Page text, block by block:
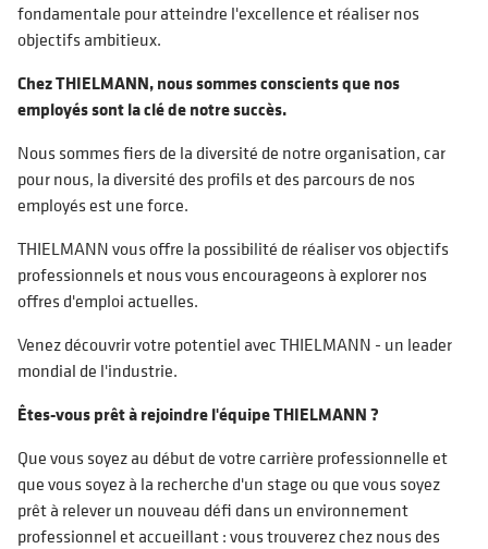
fondamentale pour atteindre l'excellence et réaliser nos
objectifs ambitieux.
Chez THIELMANN, nous sommes conscients que nos
employés sont la clé de notre succès.
Nous sommes fiers de la diversité de notre organisation, car
pour nous, la diversité des profils et des parcours de nos
employés est une force.
THIELMANN vous offre la possibilité de réaliser vos objectifs
professionnels et nous vous encourageons à explorer nos
offres d'emploi actuelles.
Venez découvrir votre potentiel avec THIELMANN - un leader
mondial de l'industrie.
Êtes-vous prêt à rejoindre l'équipe THIELMANN ?
Que vous soyez au début de votre carrière professionnelle et
que vous soyez à la recherche d'un stage ou que vous soyez
prêt à relever un nouveau défi dans un environnement
professionnel et accueillant : vous trouverez chez nous des